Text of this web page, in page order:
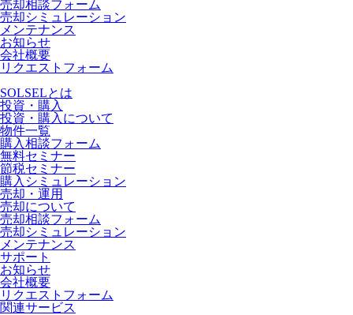
売却相談フォーム
売却シミュレーション
メンテナンス
お知らせ
会社概要
リクエストフォーム
SOLSELとは
投資・購入
投資・購入について
物件一覧
購入相談フォーム
無料セミナー
節税セミナー
購入シミュレーション
売却・運用
売却について
売却相談フォーム
売却シミュレーション
メンテナンス
サポート
お知らせ
会社概要
リクエストフォーム
関連サービス